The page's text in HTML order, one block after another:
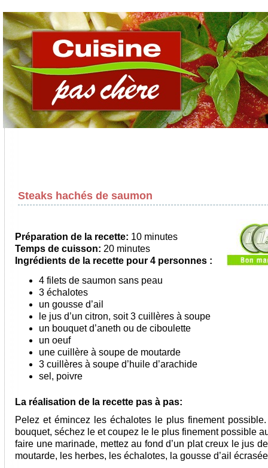
Steaks hachés de saumon
Préparation de la recette: 10 minutes
Temps de cuisson: 20 minutes
Ingrédients de la recette pour 4 personnes :
4 filets de saumon sans peau
3 échalotes
un gousse d’ail
le jus d’un citron, soit 3 cuillères à soupe
un bouquet d’aneth ou de ciboulette
un oeuf
une cuillère à soupe de moutarde
3 cuillères à soupe d’huile d’arachide
sel, poivre
La réalisation de la recette pas à pas:
Pelez et émincez les échalotes le plus finement
bouquet, séchez le et coupez le le plus finement possible
faire une marinade, mettez au fond d’un plat creux le jus
moutarde, les herbes, les échalotes, la gousse d’ail